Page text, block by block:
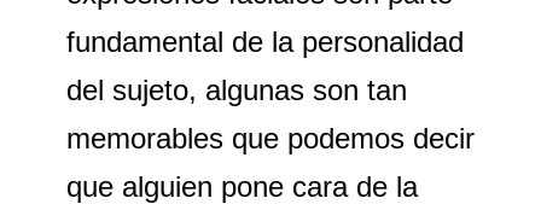
fundamental de la personalidad
del sujeto, algunas son tan
memorables que podemos decir
que alguien pone cara de la